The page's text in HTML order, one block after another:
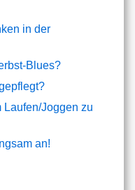
in der
Blues?
Laufen/Joggen zu
an!